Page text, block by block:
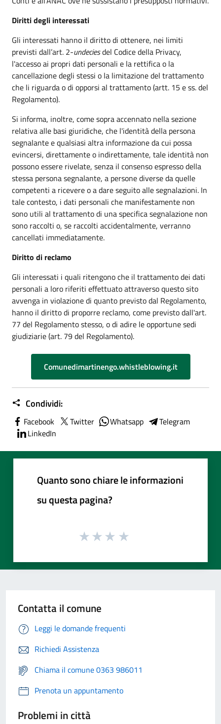
Diritti degli interessati
Gli interessati hanno il diritto di ottenere, nei limiti
previsti dall’art. 2-undeciesdel Codice della Privacy,
l'accesso ai propri dati personali e la rettifica o la
cancellazione degli stessi o la limitazione del trattamento
che li riguarda o di opporsi al trattamento (artt. 15 e ss. del
Regolamento).
Si informa, inoltre, come sopra accennato nella sezione
relativa alle basi giuridiche, che l'identità della persona
segnalante e qualsiasi altra informazione da cui possa
evincersi, direttamente o indirettamente, tale identità non
possono essere rivelate, senza il consenso espresso della
stessa persona segnalante, a persone diverse da quelle
competenti a ricevere o a dare seguito alle segnalazioni. In
tale contesto, i dati personali che manifestamente non
sono utili al trattamento di una specifica segnalazione non
sono raccolti o, se raccolti accidentalmente, verranno
cancellati immediatamente.
Diritto di reclamo
Gli interessati i quali ritengono che il trattamento dei dati
personali a loro riferiti effettuato attraverso questo sito
avvenga in violazione di quanto previsto dal Regolamento,
hanno il diritto di proporre reclamo, come previsto dall'art.
77 del Regolamento stesso, o di adire le opportune sedi
giudiziarie (art. 79 del Regolamento).
Comunedimartinengo.whistleblowing.it
Condividi:
Facebook Twitter Whatsapp
Telegram
LinkedIn
Quanto sono chiare le informazioni
su questa pagina?
Contatta il comune
Leggi le domande frequenti
Richiedi Assistenza
Chiama il comune 0363 986011
Prenota un appuntamento
Problemi in città